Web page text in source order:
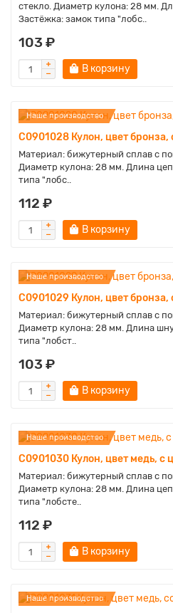
стекло. Диаметр кулона: 28 мм.
Застёжка: замок типа "лобс..
103 ₽
В корзину
Наше производство
C0901028 Кулон, цвет
Материал: бижутерный сплав с
Диаметр кулона: 28 мм. Длина
типа "лобс..
112 ₽
В корзину
Наше производство
C0901029 Кулон, цвет
Материал: бижутерный сплав с
Диаметр кулона: 28 мм. Длина
типа "лобст..
103 ₽
В корзину
Наше производство
C0901030 Кулон, цвет медь, с
Материал: бижутерный сплав с
Диаметр кулона: 28 мм. Длина
типа "лобсте..
112 ₽
В корзину
Наше производство